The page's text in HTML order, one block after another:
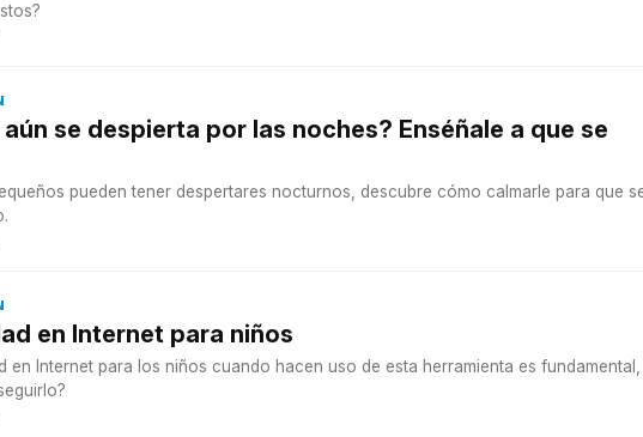
aún se despierta por las noches? Enséñale a que se
pueden tener despertares nocturnos, descubre cómo calmarle para que
en Internet para niños
en Internet para los niños cuando hacen uso de esta herramienta es fundamental,